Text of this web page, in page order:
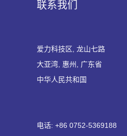
联系我们
爱力科技区, 龙山七路
大亚湾, 惠州, 广东省
中华人民共和国
电话: +86 0752-5369188